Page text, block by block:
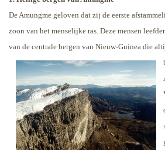
De Amungme geloven dat zij de eerste
zoon van het menselijke ras. Deze mensen
van de centrale bergen van Nieuw-Guinea die